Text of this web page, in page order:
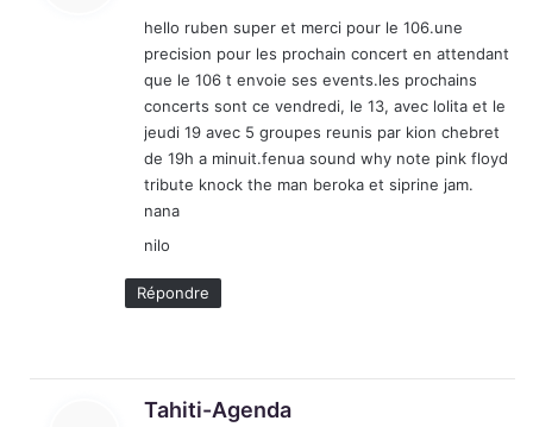
:
hello ruben super et merci pour le 106.une
precision pour les prochain concert en attendant
que le 106 t envoie ses events.les prochains
concerts sont ce vendredi, le 13, avec lolita et le
jeudi 19 avec 5 groupes reunis par kion chebret
de 19h a minuit.fenua sound why note pink floyd
tribute knock the man beroka et siprine jam.
nana
nilo
Répondre
Tahiti-Agenda